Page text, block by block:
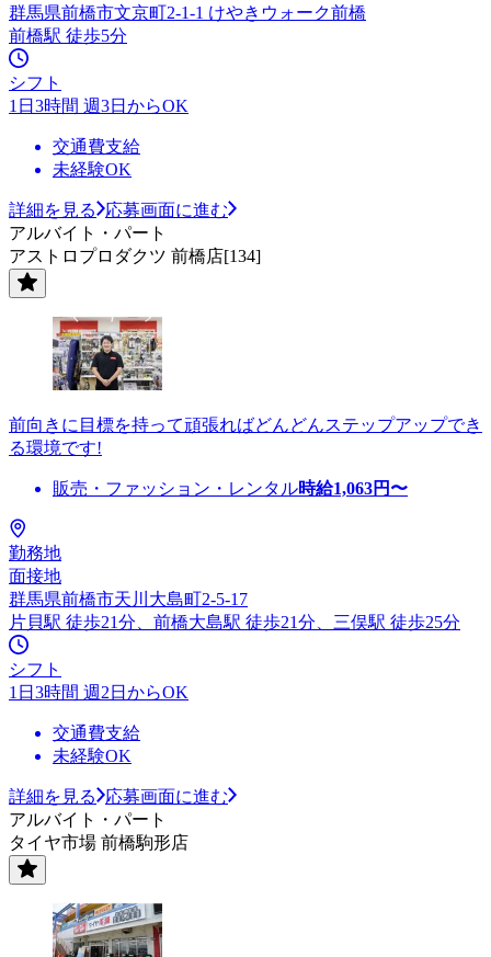
群馬県前橋市文京町2-1-1 けやきウォーク前橋
前橋駅 徒歩5分
シフト
1日3時間 週3日からOK
交通費支給
未経験OK
詳細を見る
応募画面に進む
アルバイト・パート
アストロプロダクツ 前橋店[134]
前向きに目標を持って頑張ればどんどんステップアップでき
る環境です!
販売・ファッション・レンタル時給1,063円〜
勤務地
面接地
群馬県前橋市天川大島町2-5-17
片貝駅 徒歩21分、前橋大島駅 徒歩21分、三俣駅 徒歩25分
シフト
1日3時間 週2日からOK
交通費支給
未経験OK
詳細を見る
応募画面に進む
アルバイト・パート
タイヤ市場 前橋駒形店